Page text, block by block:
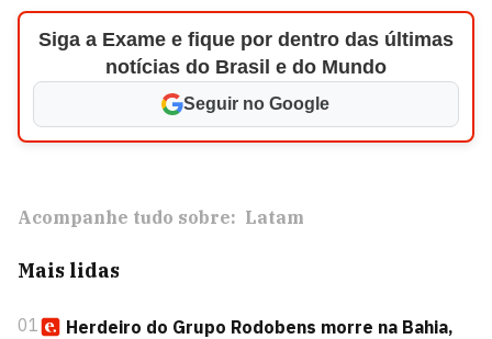
Siga a Exame e fique por dentro das últimas
notícias do Brasil e do Mundo
Seguir no Google
Acompanhe tudo sobre: Latam
Mais lidas
01
Herdeiro do Grupo Rodobens morre na Bahia,